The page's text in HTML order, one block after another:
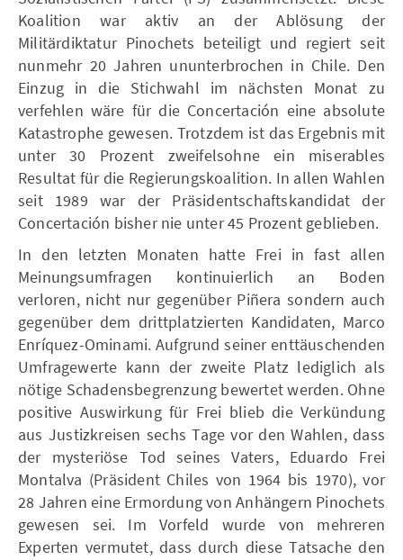
Koalition war aktiv an der Ablösung der
Militärdiktatur Pinochets beteiligt und regiert seit
nunmehr 20 Jahren ununterbrochen in Chile. Den
Einzug in die Stichwahl im nächsten Monat zu
verfehlen wäre für die Concertación eine absolute
Katastrophe gewesen. Trotzdem ist das Ergebnis mit
unter 30 Prozent zweifelsohne ein miserables
Resultat für die Regierungskoalition. In allen Wahlen
seit 1989 war der Präsidentschaftskandidat der
Concertación bisher nie unter 45 Prozent geblieben.
In den letzten Monaten hatte Frei in fast allen
Meinungsumfragen kontinuierlich an Boden
verloren, nicht nur gegenüber Piñera sondern auch
gegenüber dem drittplatzierten Kandidaten, Marco
Enríquez-Ominami. Aufgrund seiner enttäuschenden
Umfragewerte kann der zweite Platz lediglich als
nötige Schadensbegrenzung bewertet werden. Ohne
positive Auswirkung für Frei blieb die Verkündung
aus Justizkreisen sechs Tage vor den Wahlen, dass
der mysteriöse Tod seines Vaters, Eduardo Frei
Montalva (Präsident Chiles von 1964 bis 1970), vor
28 Jahren eine Ermordung von Anhängern Pinochets
gewesen sei. Im Vorfeld wurde von mehreren
Experten vermutet, dass durch diese Tatsache den